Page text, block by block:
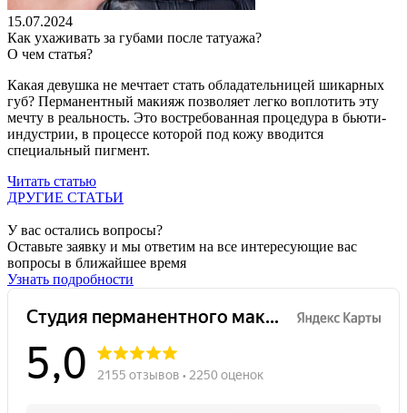
15.07.2024
Как ухаживать за губами после татуажа?
О чем статья?
Какая девушка не мечтает стать обладательницей шикарных
губ? Перманентный макияж позволяет легко воплотить эту
мечту в реальность. Это востребованная процедура в бьюти-
индустрии, в процессе которой под кожу вводится
специальный пигмент.
Читать статью
ДРУГИЕ СТАТЬИ
У вас остались вопросы?
Оставьте заявку и мы ответим на все интересующие вас
вопросы в ближайшее время
Узнать подробности